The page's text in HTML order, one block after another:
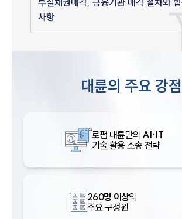
사항
대륜의 주요 강점
로펌 대륜만의 AI·IT
기술 활용 소송 전략
260명 이상의
주요 구성원